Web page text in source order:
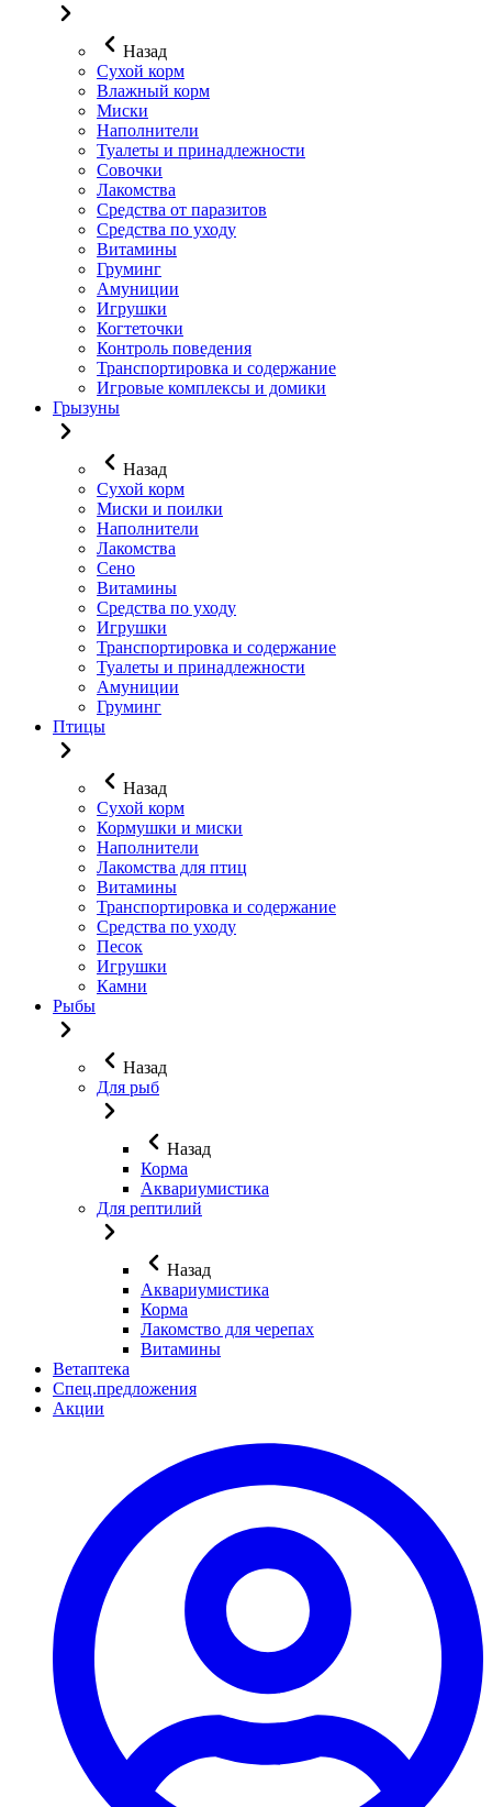
Назад
Сухой корм
Влажный корм
Миски
Наполнители
Туалеты и принадлежности
Совочки
Лакомства
Средства от паразитов
Средства по уходу
Витамины
Груминг
Амуниции
Игрушки
Когтеточки
Контроль поведения
Транспортировка и содержание
Игровые комплексы и домики
Грызуны
Назад
Сухой корм
Миски и поилки
Наполнители
Лакомства
Сено
Витамины
Средства по уходу
Игрушки
Транспортировка и содержание
Туалеты и принадлежности
Амуниции
Груминг
Птицы
Назад
Сухой корм
Кормушки и миски
Наполнители
Лакомства для птиц
Витамины
Транспортировка и содержание
Средства по уходу
Песок
Игрушки
Камни
Рыбы
Назад
Для рыб
Назад
Корма
Аквариумистика
Для рептилий
Назад
Аквариумистика
Корма
Лакомство для черепах
Витамины
Ветаптека
Спец.предложения
Акции